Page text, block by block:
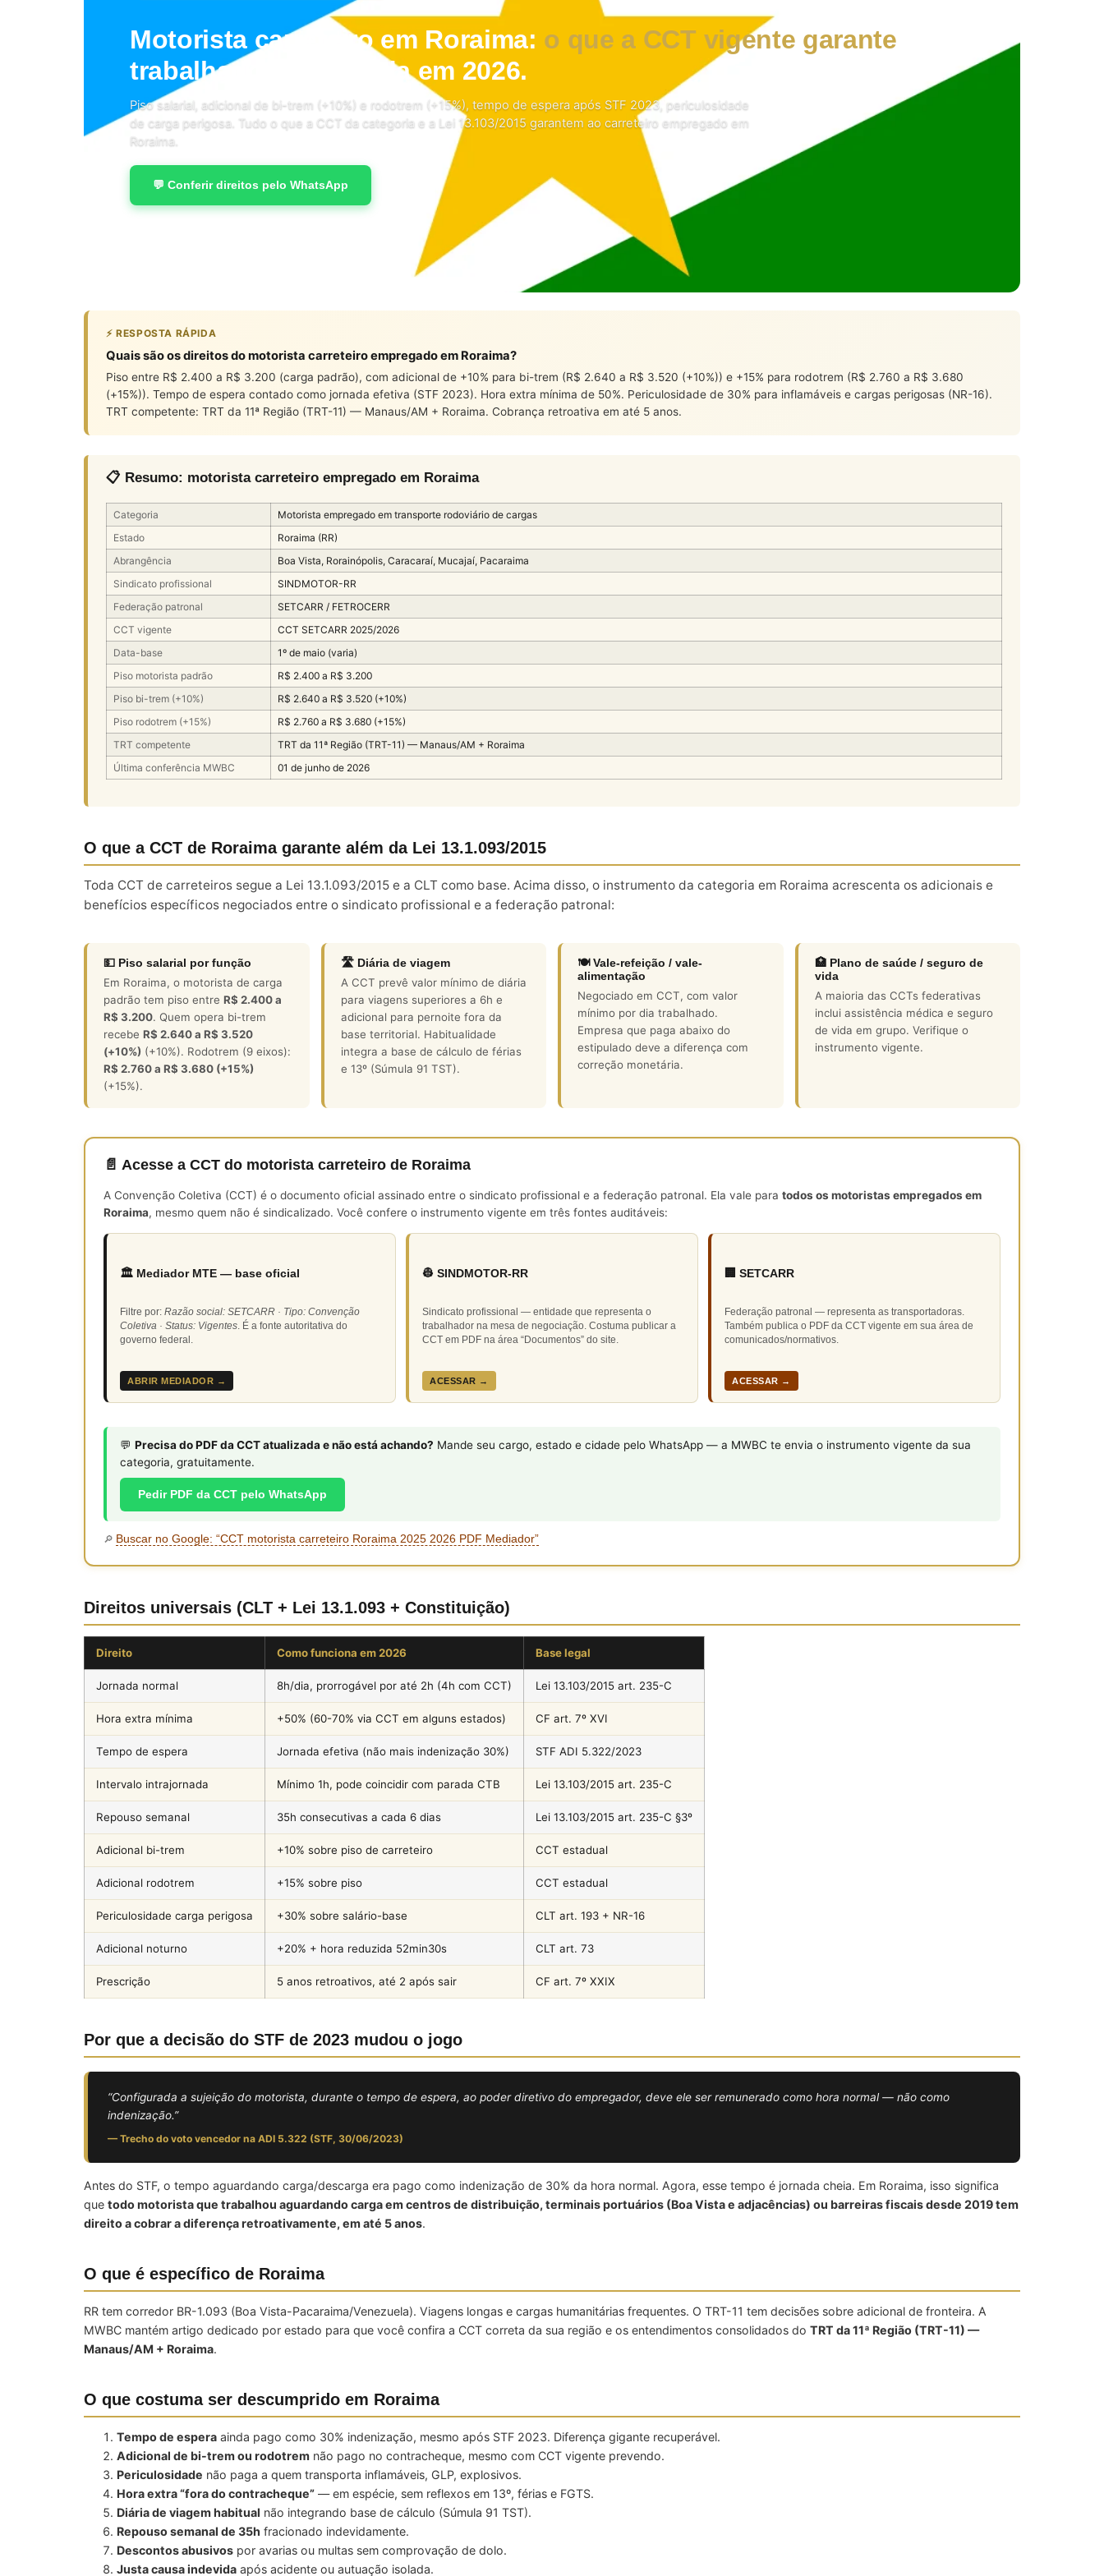
Motorista carreteiro em Roraima: o que a CCT vigente garante
trabalhador da estrada em 2026.
Piso salarial, adicional de bi-trem (+10%) e rodotrem (+15%), tempo de espera após STF 2023, periculosidade
de carga perigosa. Tudo o que a CCT da categoria e a Lei 13.103/2015 garantem ao carreteiro empregado em
Roraima.
💬 Conferir direitos pelo WhatsApp
⚡ RESPOSTA RÁPIDA
Quais são os direitos do motorista carreteiro empregado em Roraima?
Piso entre R$ 2.400 a R$ 3.200 (carga padrão), com adicional de +10% para bi-trem (R$ 2.640 a R$ 3.520 (+10%)) e +15% para rodotrem (R$ 2.760 a R$ 3.680
(+15%)). Tempo de espera contado como jornada efetiva (STF 2023). Hora extra mínima de 50%. Periculosidade de 30% para inflamáveis e cargas perigosas (NR-16).
TRT competente: TRT da 11ª Região (TRT-11) — Manaus/AM + Roraima. Cobrança retroativa em até 5 anos.
📋 Resumo: motorista carreteiro empregado em Roraima
Categoria
Motorista empregado em transporte rodoviário de cargas
Estado
Roraima (RR)
Abrangência
Boa Vista, Rorainópolis, Caracaraí, Mucajaí, Pacaraima
Sindicato profissional
SINDMOTOR-RR
Federação patronal
SETCARR / FETROCERR
CCT vigente
CCT SETCARR 2025/2026
Data-base
1º de maio (varia)
Piso motorista padrão
R$ 2.400 a R$ 3.200
Piso bi-trem (+10%)
R$ 2.640 a R$ 3.520 (+10%)
Piso rodotrem (+15%)
R$ 2.760 a R$ 3.680 (+15%)
TRT competente
TRT da 11ª Região (TRT-11) — Manaus/AM + Roraima
Última conferência MWBC
01 de junho de 2026
O que a CCT de Roraima garante além da Lei 13.1.093/2015
Toda CCT de carreteiros segue a Lei 13.1.093/2015 e a CLT como base. Acima disso, o instrumento da categoria em Roraima acrescenta os adicionais e
benefícios específicos negociados entre o sindicato profissional e a federação patronal:
💵 Piso salarial por função
Em Roraima, o motorista de carga
padrão tem piso entre R$ 2.400 a
R$ 3.200. Quem opera bi-trem
recebe R$ 2.640 a R$ 3.520
(+10%) (+10%). Rodotrem (9 eixos):
R$ 2.760 a R$ 3.680 (+15%)
(+15%).
🛣️ Diária de viagem
A CCT prevê valor mínimo de diária
para viagens superiores a 6h e
adicional para pernoite fora da
base territorial. Habitualidade
integra a base de cálculo de férias
e 13º (Súmula 91 TST).
🍽️ Vale-refeição / vale-
alimentação
Negociado em CCT, com valor
mínimo por dia trabalhado.
Empresa que paga abaixo do
estipulado deve a diferença com
correção monetária.
🏥 Plano de saúde / seguro de
vida
A maioria das CCTs federativas
inclui assistência médica e seguro
de vida em grupo. Verifique o
instrumento vigente.
📄 Acesse a CCT do motorista carreteiro de Roraima
A Convenção Coletiva (CCT) é o documento oficial assinado entre o sindicato profissional e a federação patronal. Ela vale para todos os motoristas empregados em
Roraima, mesmo quem não é sindicalizado. Você confere o instrumento vigente em três fontes auditáveis:
🏛️ Mediador MTE — base oficial
Filtre por: Razão social: SETCARR · Tipo: Convenção
Coletiva · Status: Vigentes. É a fonte autoritativa do
governo federal.
ABRIR MEDIADOR →
👷 SINDMOTOR-RR
Sindicato profissional — entidade que representa o
trabalhador na mesa de negociação. Costuma publicar a
CCT em PDF na área “Documentos” do site.
ACESSAR →
🏢 SETCARR
Federação patronal — representa as transportadoras.
Também publica o PDF da CCT vigente em sua área de
comunicados/normativos.
ACESSAR →
💬 Precisa do PDF da CCT atualizada e não está achando? Mande seu cargo, estado e cidade pelo WhatsApp — a MWBC te envia o instrumento vigente da sua
categoria, gratuitamente.
Pedir PDF da CCT pelo WhatsApp
🔎 Buscar no Google: “CCT motorista carreteiro Roraima 2025 2026 PDF Mediador”
Direitos universais (CLT + Lei 13.1.093 + Constituição)
Direito Como funciona em 2026 Base legal
Jornada normal 8h/dia, prorrogável por até 2h (4h com CCT) Lei 13.103/2015 art. 235-C
Hora extra mínima +50% (60-70% via CCT em alguns estados) CF art. 7º XVI
Tempo de espera Jornada efetiva (não mais indenização 30%) STF ADI 5.322/2023
Intervalo intrajornada Mínimo 1h, pode coincidir com parada CTB Lei 13.103/2015 art. 235-C
Repouso semanal 35h consecutivas a cada 6 dias Lei 13.103/2015 art. 235-C §3º
Adicional bi-trem +10% sobre piso de carreteiro CCT estadual
Adicional rodotrem +15% sobre piso CCT estadual
Periculosidade carga perigosa +30% sobre salário-base CLT art. 193 + NR-16
Adicional noturno +20% + hora reduzida 52min30s CLT art. 73
Prescrição 5 anos retroativos, até 2 após sair CF art. 7º XXIX
Por que a decisão do STF de 2023 mudou o jogo
“Configurada a sujeição do motorista, durante o tempo de espera, ao poder diretivo do empregador, deve ele ser remunerado como hora normal — não como
indenização.”
— Trecho do voto vencedor na ADI 5.322 (STF, 30/06/2023)
Antes do STF, o tempo aguardando carga/descarga era pago como indenização de 30% da hora normal. Agora, esse tempo é jornada cheia. Em Roraima, isso significa
que todo motorista que trabalhou aguardando carga em centros de distribuição, terminais portuários (Boa Vista e adjacências) ou barreiras fiscais desde 2019 tem
direito a cobrar a diferença retroativamente, em até 5 anos.
O que é específico de Roraima
RR tem corredor BR-1.093 (Boa Vista-Pacaraima/Venezuela). Viagens longas e cargas humanitárias frequentes. O TRT-11 tem decisões sobre adicional de fronteira. A
MWBC mantém artigo dedicado por estado para que você confira a CCT correta da sua região e os entendimentos consolidados do TRT da 11ª Região (TRT-11) —
Manaus/AM + Roraima.
O que costuma ser descumprido em Roraima
Tempo de espera ainda pago como 30% indenização, mesmo após STF 2023. Diferença gigante recuperável.
Adicional de bi-trem ou rodotrem não pago no contracheque, mesmo com CCT vigente prevendo.
Periculosidade não paga a quem transporta inflamáveis, GLP, explosivos.
Hora extra “fora do contracheque” — em espécie, sem reflexos em 13º, férias e FGTS.
Diária de viagem habitual não integrando base de cálculo (Súmula 91 TST).
Repouso semanal de 35h fracionado indevidamente.
Descontos abusivos por avarias ou multas sem comprovação de dolo.
Justa causa indevida após acidente ou autuação isolada.